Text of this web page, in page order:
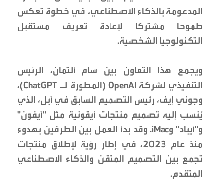
المدعومة بالذكاء الاصطناعي، في خطوة تعكس
طموحا مشتركا لإعادة تعريف مستقبل
التكنولوجيا الشخصية.
ويجمع هذا التعاون بين سام ألتمان، الرئيس
التنفيذي لشركة OpenAI (المطورة لـ ChatGPT)،
وجوني إيف، رئيس التصميم السابق في آبل، الذي
يُنسب إليه تصميم منتجات أيقونية مثل "آيفون"
و"آيباد" وiMac. وقد بدأ العمل بين الطرفين بهدوء
منذ عام 2023، في إطار رؤية لإطلاق منتجات
تجمع بين التصميم المتقن والذكاء الاصطناعي
المتقدم.